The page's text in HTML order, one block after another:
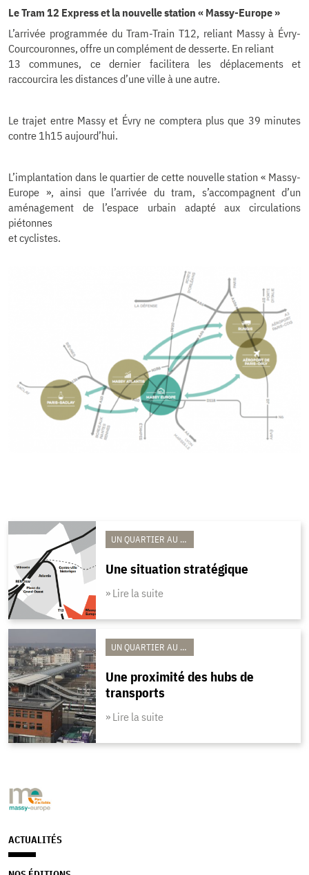
Le Tram 12 Express et la nouvelle station « Massy-Europe »
L’arrivée programmée du Tram-Train T12, reliant Massy à Évry-
Courcouronnes, offre un complément de desserte. En reliant
13 communes, ce dernier facilitera les déplacements et
raccourcira les distances d’une ville à une autre.
Le trajet entre Massy et Évry ne comptera plus que 39 minutes
contre 1h15 aujourd’hui.
L’implantation dans le quartier de cette nouvelle station « Massy-
Europe », ainsi que l’arrivée du tram, s’accompagnent d’un
aménagement de l’espace urbain adapté aux circulations
piétonnes
et cyclistes.
UN QUARTIER AU COEUR DES SYNERGIES
Une situation stratégique
» Lire la suite
UN QUARTIER AU COEUR DES SYNERGIES
Une proximité des hubs de
transports
» Lire la suite
ACTUALITÉS